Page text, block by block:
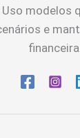
modelos
e